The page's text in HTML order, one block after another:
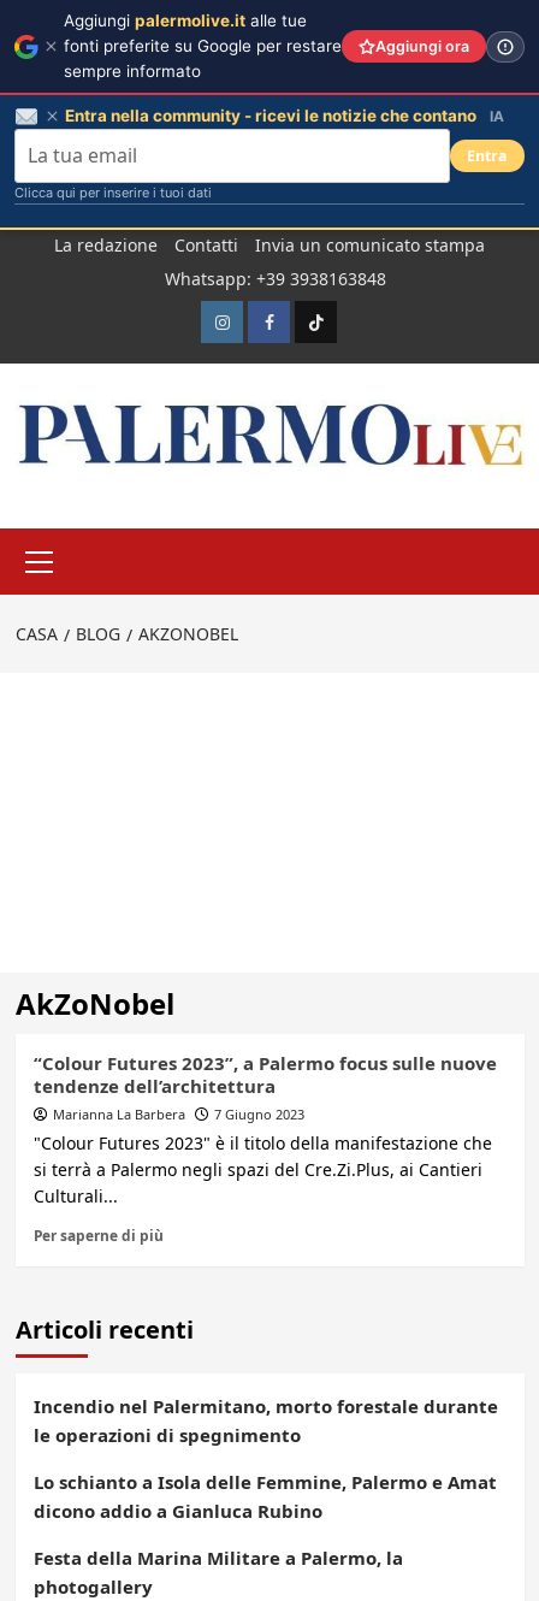
La redazione Contatti
Invia un comunicato stampa
Whatsapp: +39 3938163848
InstagramFacebook
TikTok
principale
CASA BLOG AKZONOBEL
AkZoNobel
“Colour Futures 2023”, a Palermo focus sulle nuove
tendenze dell’architettura
Marianna La Barbera 7 Giugno 2023
"Colour Futures 2023" è il titolo della manifestazione che
si terrà a Palermo negli spazi del Cre.Zi.Plus, ai Cantieri
Culturali...
Per saperne di più
Articoli recenti
Incendio nel Palermitano, morto forestale durante
le operazioni di spegnimento
Lo schianto a Isola delle Femmine, Palermo e Amat
dicono addio a Gianluca Rubino
Festa della Marina Militare a Palermo, la
photogallery
Aggiungi palermolive.it alle tue
fonti preferite su Google per restare
sempre informato
Aggiungi ora
Entra nella community - ricevi le notizie che contano IA
Entra
Clicca qui per inserire i tuoi dati